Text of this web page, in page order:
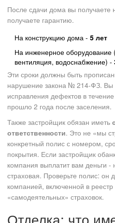
После сдачи дома вы получаете
получаете гарантию.
На конструкцию дома - 5 лет
На инженерное оборудование
вентиляция, водоснабжение) -
Эти сроки должны быть
нарушение закона № 214-ФЗ. Вы
исправления дефектов в
прошло 2 года после заселения.
Также застройщик обязан иметь
ответственности. Это не «мы
конкретный полис с номером,
покрытия. Если застройщик
компания выплатит вам деньги
страховая. Проверьте полис: он
компанией, включенной в
«самодеятельных» страховок.